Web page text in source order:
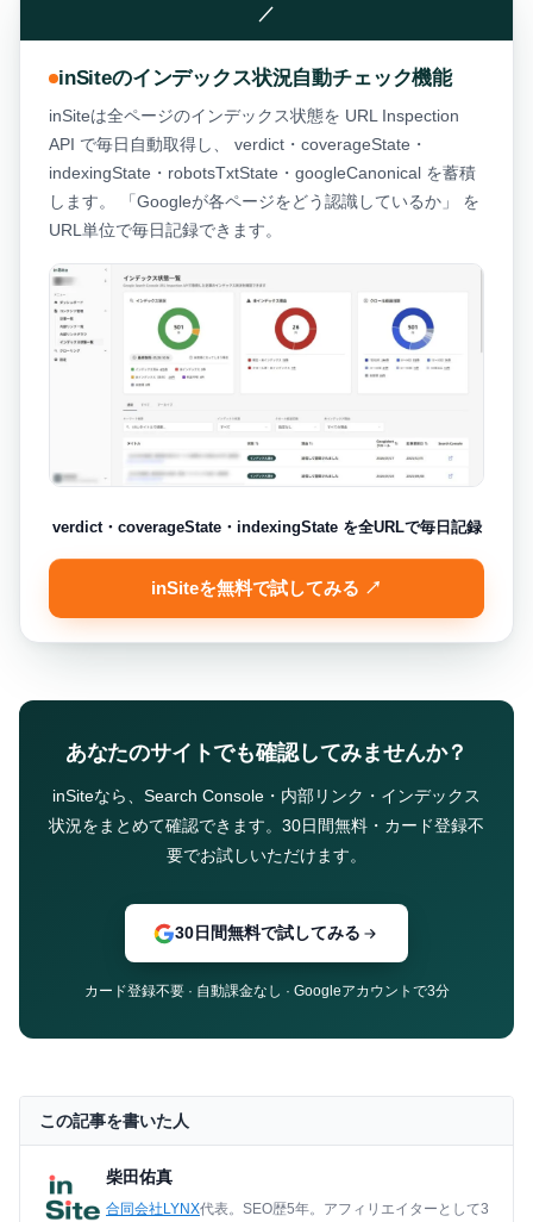
／
inSiteのインデックス状況自動チェック機能
inSiteは全ページのインデックス状態を URL Inspection
API で毎日自動取得し、 verdict・coverageState・
indexingState・robotsTxtState・googleCanonical を蓄積
します。 「Googleが各ページをどう認識しているか」 を
URL単位で毎日記録できます。
verdict・coverageState・indexingState を全URLで毎日記録
inSiteを無料で試してみる ↗
あなたのサイトでも確認してみませんか？
inSiteなら、Search Console・内部リンク・インデックス
状況をまとめて確認できます。30日間無料・カード登録不
要でお試しいただけます。
30日間無料で試してみる
カード登録不要 · 自動課金なし · Googleアカウントで3分
この記事を書いた人
柴田佑真
合同会社LYNX代表。SEO歴5年。アフィリエイターとして3